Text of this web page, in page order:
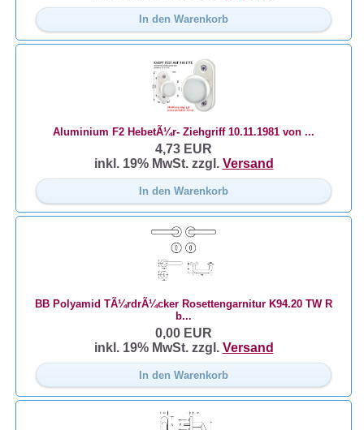
In den Warenkorb
Aluminium F2 HebetÃ¼r- Ziehgriff 10.11.1981 von ...
4,73 EUR
inkl. 19% MwSt. zzgl. Versand
In den Warenkorb
BB Polyamid TÃ¼rdrÃ¼cker Rosettengarnitur K94.20 TW R
b...
0,00 EUR
inkl. 19% MwSt. zzgl. Versand
In den Warenkorb